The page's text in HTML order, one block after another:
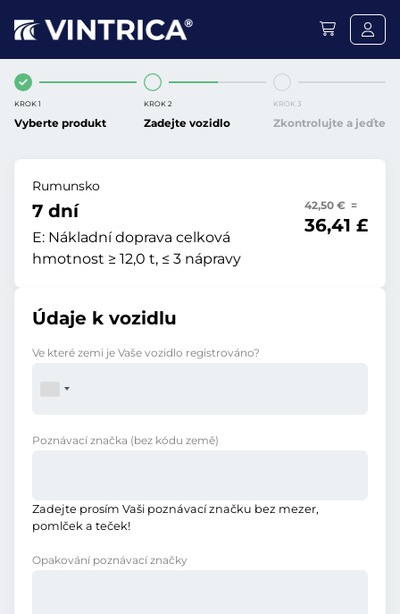
KROK 1
Vyberte produkt
KROK 2
Zadejte vozidlo
KROK 3
Zkontrolujte a jeďte
Rumunsko
7 dní
E: Nákladní doprava celková
hmotnost ≥ 12,0 t, ≤ 3 nápravy
42,50 € =
36,41 £
Údaje k vozidlu
Ve které zemi je Vaše vozidlo registrováno?
Poznávací značka (bez kódu země)
Zadejte prosím Vaši poznávací značku bez mezer,
pomlček a teček!
Opakování poznávací značky